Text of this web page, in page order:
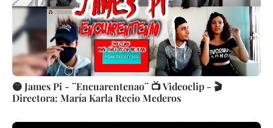
🟡 James Pi - ¨Encuarentenao¨ 📺 Videoclip - 🎬
Directora: María Karla Recio Mederos